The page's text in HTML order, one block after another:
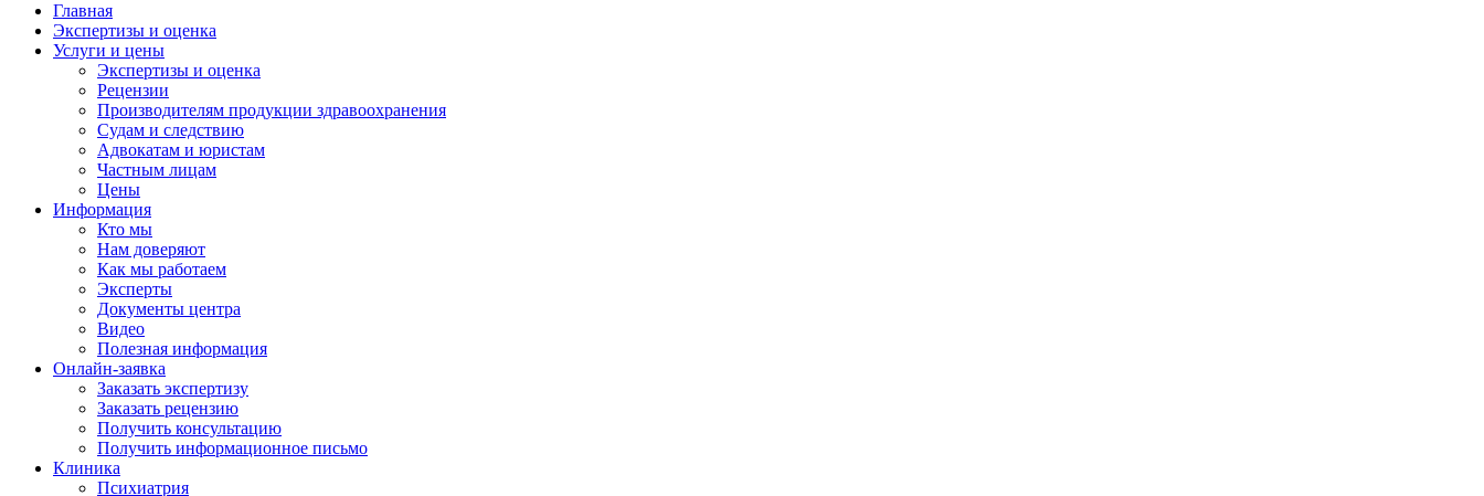
Главная
Экспертизы и оценка
Услуги и цены
Экспертизы и оценка
Рецензии
Производителям продукции здравоохранения
Судам и следствию
Адвокатам и юристам
Частным лицам
Цены
Информация
Кто мы
Нам доверяют
Как мы работаем
Эксперты
Документы центра
Видео
Полезная информация
Онлайн-заявка
Заказать экспертизу
Заказать рецензию
Получить консультацию
Получить информационное письмо
Клиника
Психиатрия